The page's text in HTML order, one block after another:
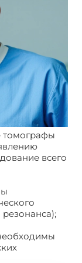
томографы
всего